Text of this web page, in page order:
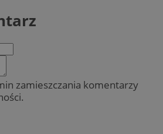
zamieszczania komentarzy